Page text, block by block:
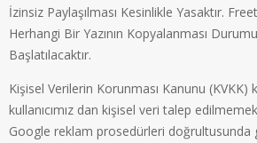
İzinsiz Paylaşılması Kesinlikle Yasaktır.
Herhangi Bir Yazının Kopyalanması
Başlatılacaktır.
Kişisel Verilerin Korunması Kanunu (KVKK)
kullanıcımız dan kişisel veri talep
Google reklam prosedürleri doğrultusunda